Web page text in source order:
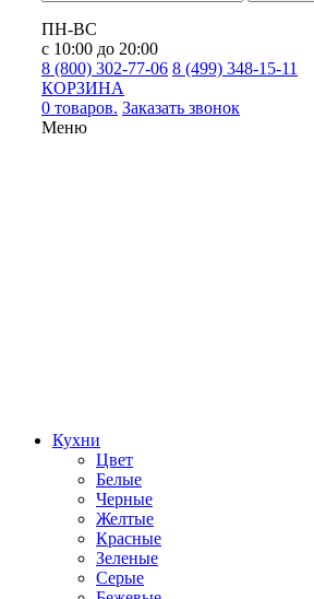
ПН-ВС
с 10:00 до 20:00
8 (800) 302-77-06 8 (499) 348-15-11
КОРЗИНА
0 товаров. Заказать звонок
Меню
Кухни
Цвет
Белые
Черные
Желтые
Красные
Зеленые
Серые